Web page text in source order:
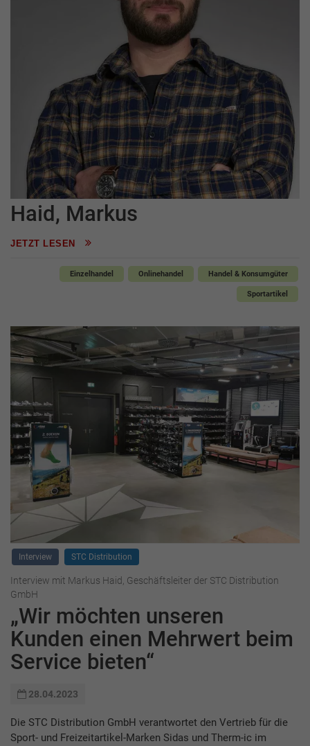
Haid, Markus
JETZT LESEN
Einzelhandel Onlinehandel Handel & Konsumgüter
Sportartikel
Interview STC Distribution
Interview mit Markus Haid, Geschäftsleiter der STC Distribution
GmbH
„Wir möchten unseren
Kunden einen Mehrwert beim
Service bieten“
28.04.2023
Die STC Distribution GmbH verantwortet den Vertrieb für die
Sport- und Freizeitartikel-Marken Sidas und Therm-ic im